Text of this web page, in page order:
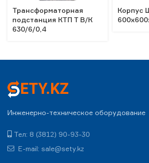
Трансформаторная
подстанция КТП Т В/К
630/6/0,4
Корпус
Инженерно-техническое оборудование
Тел: 8 (3812) 90-93-30
E-mail: sale@sety.kz